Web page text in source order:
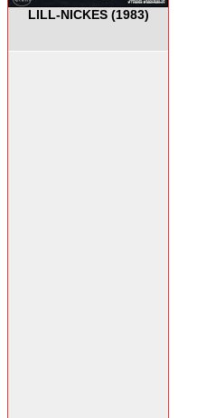
LILL-NICKES (1983)